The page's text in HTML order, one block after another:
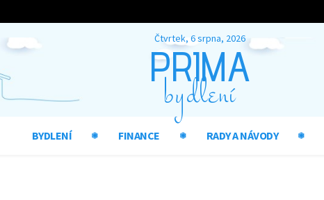
Čtvrtek, 6 srpna, 2026
PRIMA
bydlení
BYDLENÍ FINANCE RADY A NÁVODY